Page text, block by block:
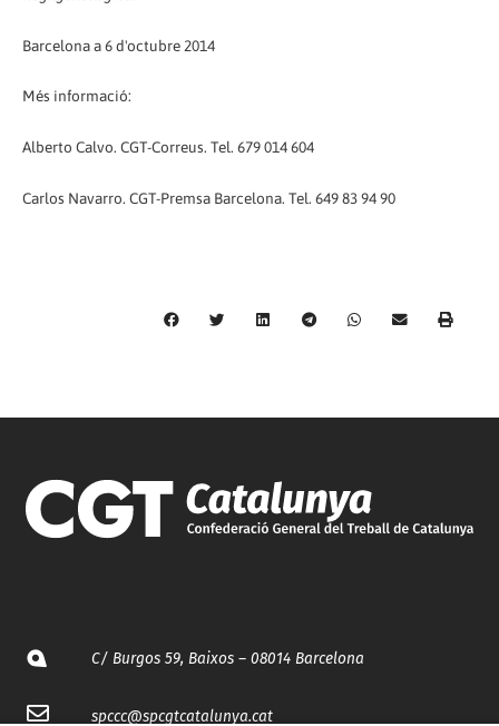
Barcelona a 6 d'octubre 2014
Més informació:
Alberto Calvo. CGT-Correus. Tel. 679 014 604
Carlos Navarro. CGT-Premsa Barcelona. Tel. 649 83 94 90
C/ Burgos 59, Baixos – 08014 Barcelona
spccc@spcgtcatalunya.cat